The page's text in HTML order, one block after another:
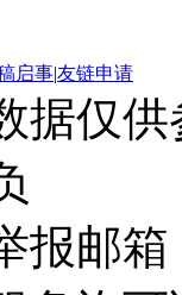
启事|友链申请
据仅
报邮箱